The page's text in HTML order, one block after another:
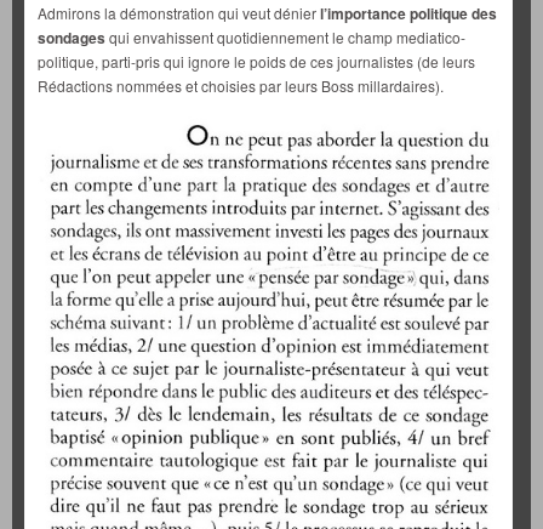
Admirons la démonstration qui veut dénierl’importance politique des
sondages qui envahissent quotidiennement le champ mediatico-
politique, parti-pris qui ignore le poids de ces journalistes (de leurs
Rédactions nommées et choisies par leurs Boss millardaires).